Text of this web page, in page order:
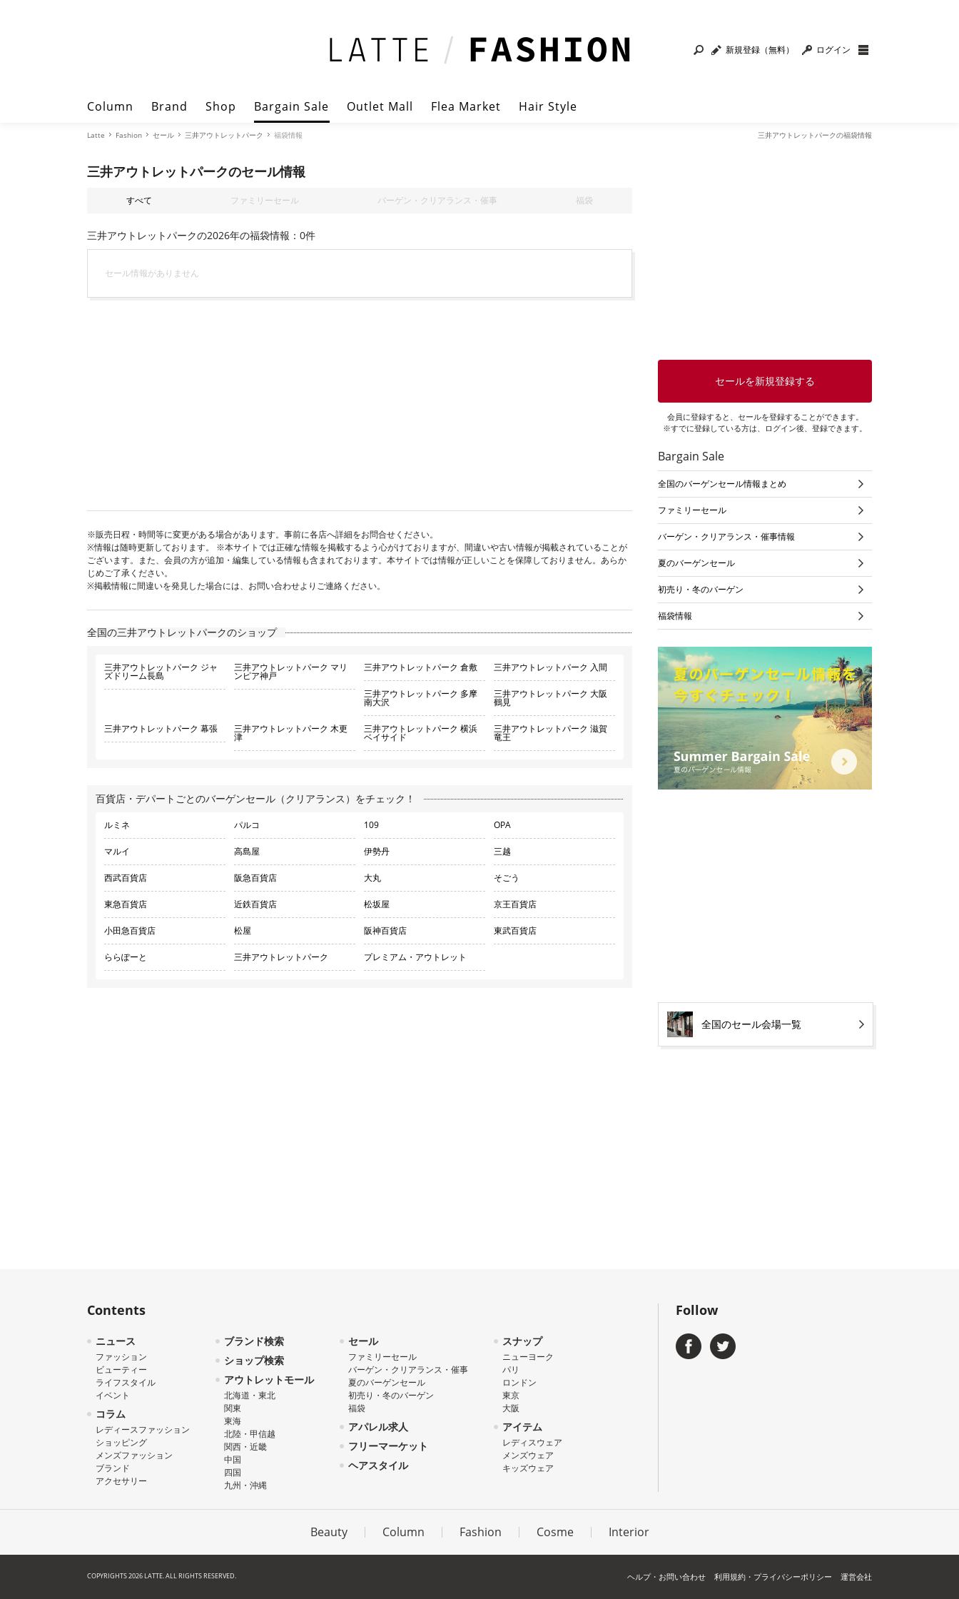
新規登録（無料） ログイン
Column Brand Shop Bargain Sale Outlet Mall Flea Market Hair Style
Latte Fashion セール 三井アウトレットパーク 福袋情報 三井アウトレットパークの福袋情報
三井アウトレットパークのセール情報
すべて ファミリーセール バーゲン・クリアランス・催事 福袋
三井アウトレットパークの2026年の福袋情報：0件
セール情報がありません
※販売日程・時間等に変更がある場合があります。事前に各店へ詳細をお問合せください。
※情報は随時更新しております。 ※本サイトでは正確な情報を掲載するよう心がけておりますが、間違いや古い情報が掲載されていることが
ございます。また、会員の方が追加・編集している情報も含まれております。本サイトでは情報が正しいことを保障しておりません。あらか
じめご了承ください。
※掲載情報に間違いを発見した場合には、お問い合わせよりご連絡ください。
全国の三井アウトレットパークのショップ
三井アウトレットパーク ジャ
ズドリーム長島
三井アウトレットパーク マリ
ンピア神戸
三井アウトレットパーク 倉敷 三井アウトレットパーク 入間
三井アウトレットパーク 多摩
南大沢
三井アウトレットパーク 大阪
鶴見
三井アウトレットパーク 幕張 三井アウトレットパーク 木更
津
三井アウトレットパーク 横浜
ベイサイド
三井アウトレットパーク 滋賀
竜王
百貨店・デパートごとのバーゲンセール（クリアランス）をチェック！
ルミネ パルコ 109 OPA
マルイ 高島屋 伊勢丹 三越
西武百貨店 阪急百貨店 大丸 そごう
東急百貨店 近鉄百貨店 松坂屋 京王百貨店
小田急百貨店 松屋 阪神百貨店 東武百貨店
ららぽーと 三井アウトレットパーク プレミアム・アウトレット
セールを新規登録する
会員に登録すると、セールを登録することができます。
※すでに登録している方は、ログイン後、登録できます。
Bargain Sale
全国のバーゲンセール情報まとめ
ファミリーセール
バーゲン・クリアランス・催事情報
夏のバーゲンセール
初売り・冬のバーゲン
福袋情報
全国のセール会場一覧
Contents
ニュース
ファッション
ビューティー
ライフスタイル
イベント
コラム
レディースファッション
ショッピング
メンズファッション
ブランド
アクセサリー
ブランド検索
ショップ検索
アウトレットモール
北海道・東北
関東
東海
北陸・甲信越
関西・近畿
中国
四国
九州・沖縄
セール
ファミリーセール
バーゲン・クリアランス・催事
夏のバーゲンセール
初売り・冬のバーゲン
福袋
アパレル求人
フリーマーケット
ヘアスタイル
スナップ
ニューヨーク
パリ
ロンドン
東京
大阪
アイテム
レディスウェア
メンズウェア
キッズウェア
Follow
Beauty Column Fashion Cosme Interior
COPYRIGHTS 2026 LATTE. ALL RIGHTS RESERVED. ヘルプ・お問い合わせ 利用規約・プライバシーポリシー 運営会社